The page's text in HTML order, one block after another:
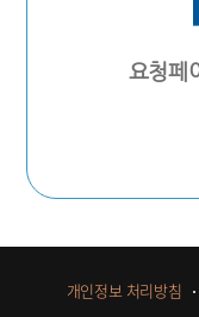
요청페
개인정보 처리방침